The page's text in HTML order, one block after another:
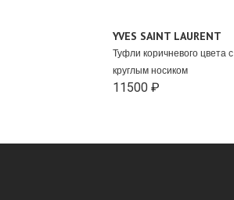
YVES SAINT LAURENT
Туфли коричневого цвета с
круглым носиком
11500 ₽